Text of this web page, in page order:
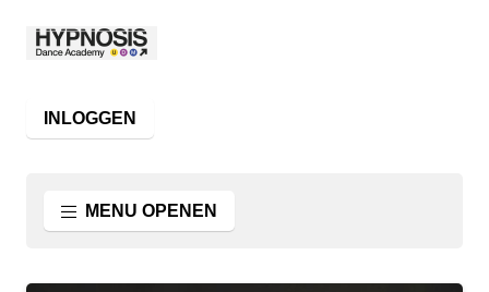
INLOGGEN
MENU OPENEN